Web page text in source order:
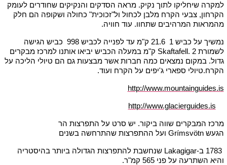
למקרה שיחליקו לתוך נקיק. מראה הסדקים והנקיקים שחודרים לעומק
הקרחון, צבעי הקרח מלבן לכחול ול"זכוכית" כחולה ושקופה הם חלק
מהמראות המרהיבים שתחוו. עוד חוויה.
נמשיך על כביש 1 21.6 ק"מ עד לפנייה לכביש 998 כביש הגישה
לשמורת Skaftafell. 2 ק"מ במעלה הכביש יביאו אותנו למרכז מבקרים
גדול. במקום נמצאים כמה חברות אשר מבצעות גם הם טיולי הליכה על
הקרח.טיולי ספארי ג'יפים על הקרח ועוד.
http://www.mountainguides.is
http://www.glacierguides.is
מרכז המבקרים שווה ביקור. יש סרט על התפרצות הר
הגעש Grímsvötn ועל ההתפרצות שהתרחשה בשנים
1783 ב-Lakagigar שנחשבת להתפרצות הגדולה ביותר בהיסטריה
והיא השתרעה על פני 565 קמ"ר.